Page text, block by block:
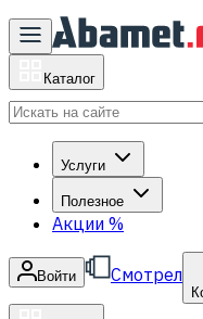
Каталог
Услуги
Полезное
Акции %
Войти Смотрел